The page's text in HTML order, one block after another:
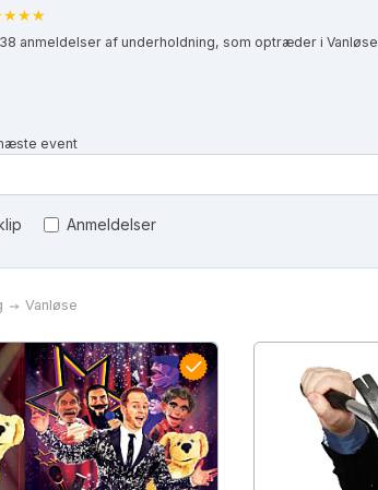
anmeldelser af underholdning, som optræder i Vanløse
event
Anmeldelser
Vanløse